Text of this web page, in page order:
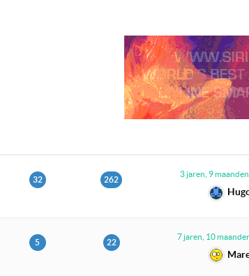
32 262
3 jaren, 9
5 22
7 jaren, 10